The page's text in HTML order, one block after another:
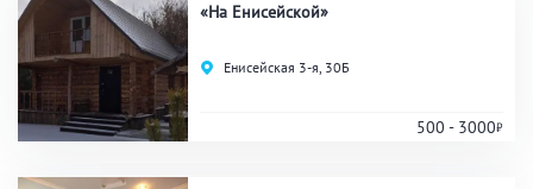
до 10 человек
от 20 человек
«На Енисейской»
Енисейская 3-я, 30Б
500 - 3000